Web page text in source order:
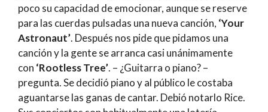
poco su capacidad de emocionar, aunque se reserve
para las cuerdas pulsadas una nueva canción, ‘Your
Astronaut’. Después nos pide que pidamos una
canción y la gente se arranca casi unánimamente
con ‘Rootless Tree’. – ¿Guitarra o piano? –
pregunta. Se decidió piano y al público le costaba
aguantarse las ganas de cantar. Debió notarlo Rice.